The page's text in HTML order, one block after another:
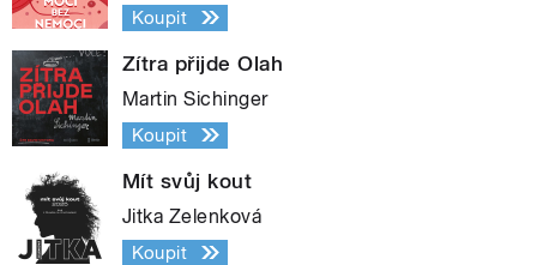
Koupit
Zítra přijde Olah
Martin Sichinger
Koupit
Mít svůj kout
Jitka Zelenková
Koupit